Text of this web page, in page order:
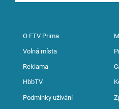
O FTV Prima
Volná místa
Reklama
HbbTV
Podmínky užívání